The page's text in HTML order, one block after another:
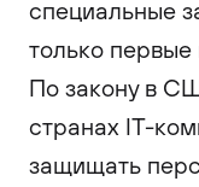
специальные
только
По закону в
странах IT-
защищать